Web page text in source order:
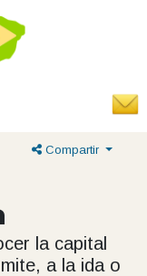
Compartir
la capital
a la ida o